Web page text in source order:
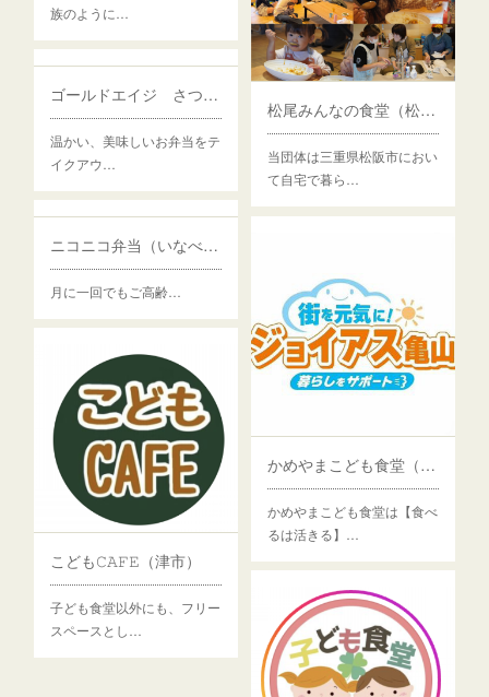
族のように…
松尾みんなの食堂（松阪市）
当団体は三重県松阪市におい
て自宅で暮ら…
ゴールドエイジ さつきちゃん食堂（津市）
温かい、美味しいお弁当をテ
イクアウ…
ニコニコ弁当（いなべ市）
月に一回でもご高齢…
かめやまこども食堂（亀山市）
かめやまこども食堂は【食べ
るは活きる】…
こども𝙲𝙰𝙵𝙴（津市）
子ども食堂以外にも、フリー
スペースとし…